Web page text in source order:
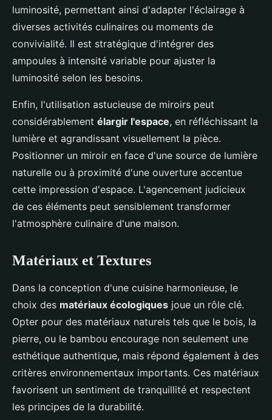
luminosité, permettant ainsi d'adapter l'éclairage à
diverses activités culinaires ou moments de
convivialité. Il est stratégique d'intégrer des
ampoules à intensité variable pour ajuster la
luminosité selon les besoins.
Enfin, l'utilisation astucieuse de miroirs peut
considérablement élargir l'espace, en réfléchissant la
lumière et agrandissant visuellement la pièce.
Positionner un miroir en face d'une source de lumière
naturelle ou à proximité d'une ouverture accentue
cette impression d'espace. L'agencement judicieux
de ces éléments peut sensiblement transformer
l'atmosphère culinaire d'une maison.
Matériaux et Textures
Dans la conception d'une cuisine harmonieuse, le
choix des matériaux écologiques joue un rôle clé.
Opter pour des matériaux naturels tels que le bois, la
pierre, ou le bambou encourage non seulement une
esthétique authentique, mais répond également à des
critères environnementaux importants. Ces matériaux
favorisent un sentiment de tranquillité et respectent
les principes de la durabilité.